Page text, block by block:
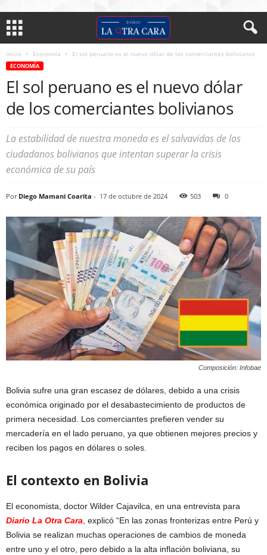
Inicio Economía El sol peruano es el nuevo dólar de los comerciantes bolivianos
ECONOMÍA
El sol peruano es el nuevo dólar
de los comerciantes bolivianos
La estabilidad de nuestra moneda es el salvavidas de los
ciudadanos bolivianos que intentan superar la crisis
económica de su país
Por Diego Mamani Coarita - 17 de octubre de 2024 503 0
Composición: Infobae
Bolivia sufre una gran escasez de dólares, debido a una crisis
económica originado por el desabastecimiento de productos de
primera necesidad. Los comerciantes prefieren vender su
mercadería en el lado peruano, ya que obtienen mejores precios y
reciben los pagos en dólares o soles.
El contexto en Bolivia
El economista, doctor Wilder Cajavilca, en una entrevista para
Diario La Otra Cara , explicó “En las zonas fronterizas entre Perú y
Bolivia se realizan muchas operaciones de cambios de moneda
entre uno y el otro, pero debido a la alta inflación boliviana, su